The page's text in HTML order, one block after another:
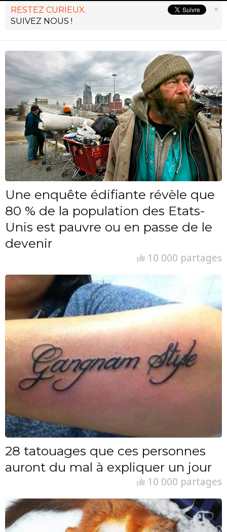
×
RESTEZ CURIEUX.
SUIVEZ NOUS !
Une enquête édifiante révèle que
80 % de la population des Etats-
Unis est pauvre ou en passe de le
devenir
10 000 partages
28 tatouages que ces personnes
auront du mal à expliquer un jour
10 000 partages